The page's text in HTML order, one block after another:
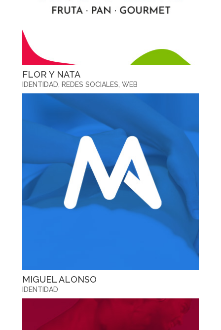
FLOR Y NATA
IDENTIDAD REDES SOCIALES WEB
MIGUEL ALONSO
IDENTIDAD